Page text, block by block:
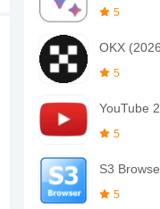
5
OKX
5
YouTube
5
S3
5